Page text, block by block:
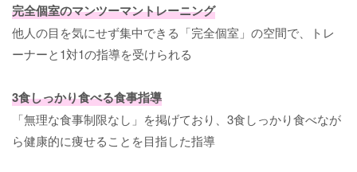
完全個室のマンツーマントレーニング
他人の目を気にせず集中できる「完全個室」の空間で、トレ
ーナーと1対1の指導を受けられる
3食しっかり食べる食事指導
「無理な食事制限なし」を掲げており、3食しっかり食べなが
ら健康的に痩せることを目指した指導